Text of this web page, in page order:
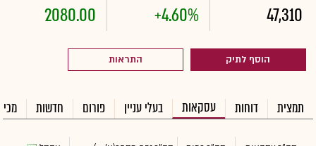
47,310
+4.60%
2080.00
הוסף לתיק התראות
תמצית דוחות עסקאות בעלי עניין פורום חדשות